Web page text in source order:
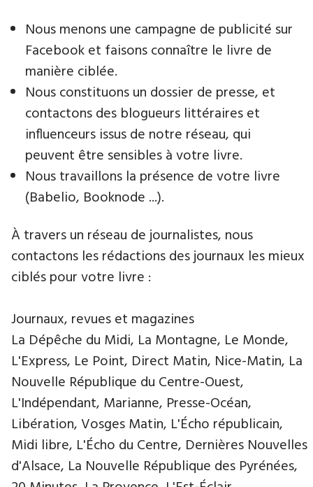
Nous menons une campagne de publicité sur
Facebook et faisons connaître le livre de
manière ciblée.
Nous constituons un dossier de presse, et
contactons des blogueurs littéraires et
influenceurs issus de notre réseau, qui
peuvent être sensibles à votre livre.
Nous travaillons la présence de votre livre
(Babelio, Booknode ...).
À travers un réseau de journalistes, nous
contactons les rédactions des journaux les mieux
ciblés pour votre livre :
Journaux, revues et magazines
La Dépêche du Midi, La Montagne, Le Monde,
L'Express, Le Point, Direct Matin, Nice-Matin, La
Nouvelle République du Centre-Ouest,
L'Indépendant, Marianne, Presse-Océan,
Libération, Vosges Matin, L'Écho républicain,
Midi libre, L'Écho du Centre, Dernières Nouvelles
d'Alsace, La Nouvelle République des Pyrénées,